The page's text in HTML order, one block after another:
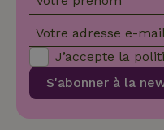
Votre adresse e-
S'abonner à la
J’accepte la
_nhftconstraint_search-
geo-json